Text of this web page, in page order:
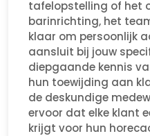
tafelopstelling of het
barinrichting, het
klaar om persoonlijk
aansluit bij jouw
diepgaande kennis
hun toewijding aan
de deskundige
ervoor dat elke klant
krijgt voor hun